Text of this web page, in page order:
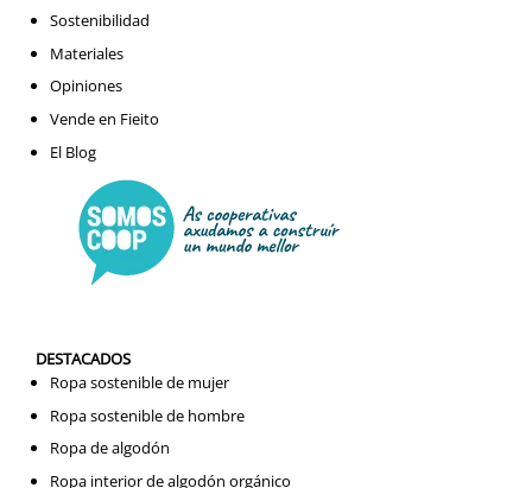
Sostenibilidad
Materiales
Opiniones
Vende en Fieito
El Blog
DESTACADOS
Ropa sostenible de mujer
Ropa sostenible de hombre
Ropa de algodón
Ropa interior de algodón orgánico